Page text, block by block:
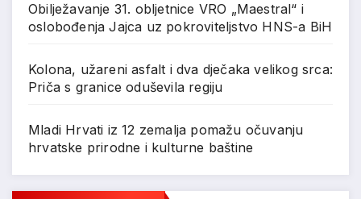
Obilježavanje 31. obljetnice VRO „Maestral“ i
oslobođenja Jajca uz pokroviteljstvo HNS-a BiH
Kolona, užareni asfalt i dva dječaka velikog srca:
Priča s granice oduševila regiju
Mladi Hrvati iz 12 zemalja pomažu očuvanju
hrvatske prirodne i kulturne baštine